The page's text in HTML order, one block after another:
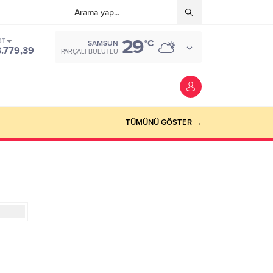
SAMSUN
PARÇALI BULUTLU 29°C
TÜMÜNÜ GÖSTER →